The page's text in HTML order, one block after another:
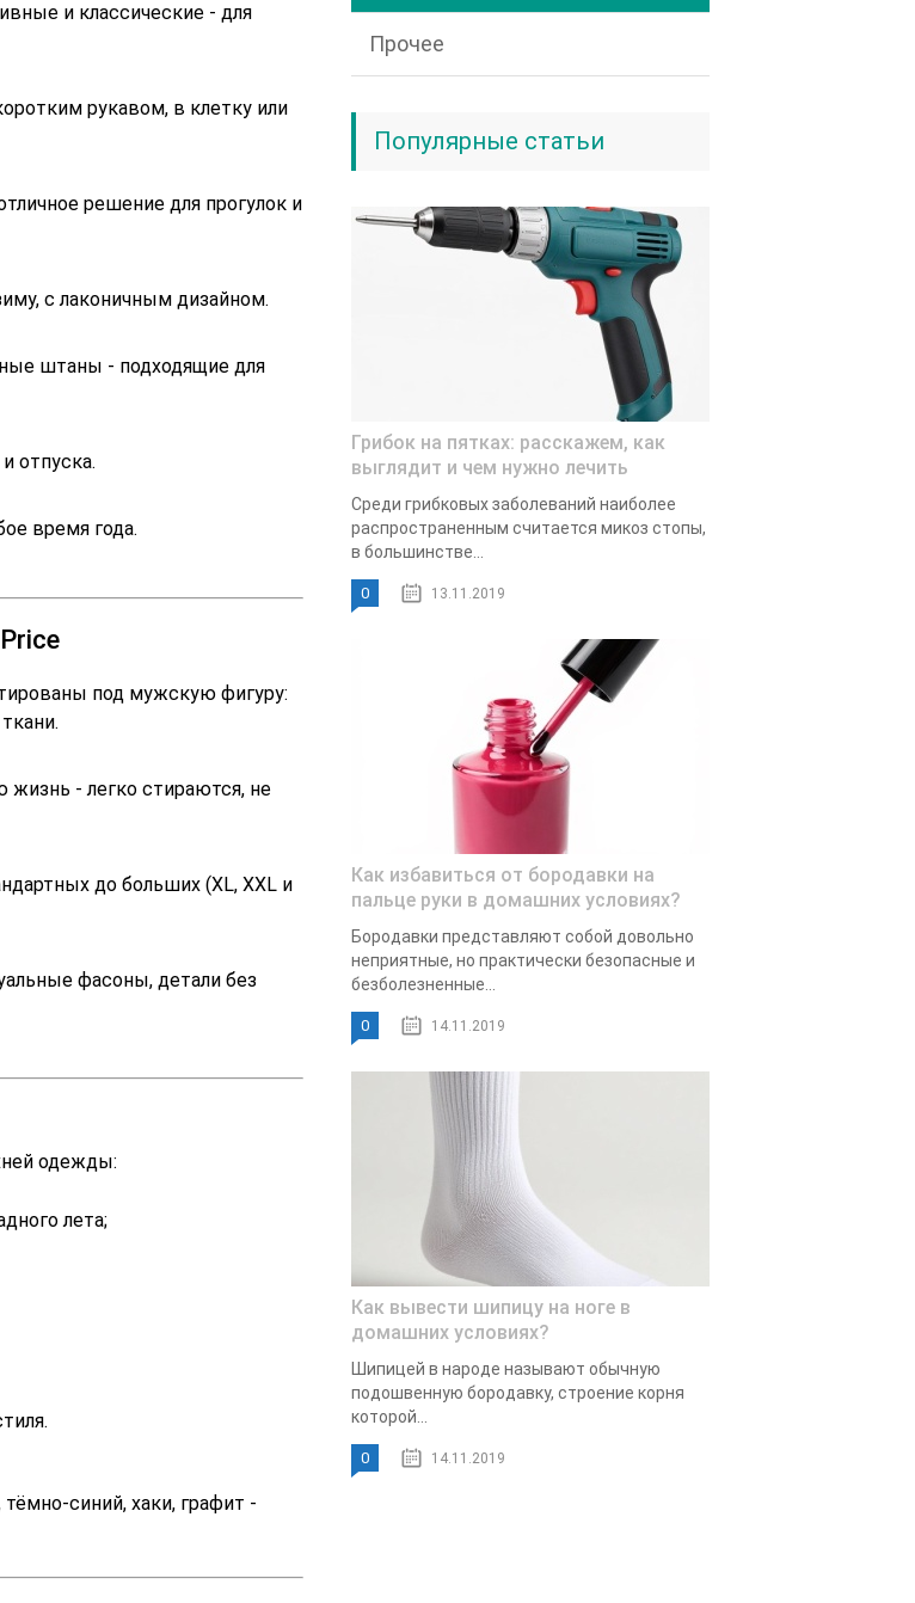
и классические - для
рукавом, в клетку или
решение для прогулок и
с лаконичным дизайном.
штаны - подходящие для
отпуска.
время года.
под мужскую фигуру:
жизнь - легко стираются, не
до больших (XL, XXL и
фасоны, детали без
одежды:
лета;
синий, хаки, графит -
Прочее
Популярные статьи
Грибок на пятках: расскажем, как
выглядит и чем нужно лечить
Среди грибковых заболеваний наиболее
распространенным считается микоз стопы,
в большинстве...
0 13.11.2019
Как избавиться от бородавки на
пальце руки в домашних условиях?
Бородавки представляют собой довольно
неприятные, но практически безопасные и
безболезненные...
0 14.11.2019
Как вывести шипицу на ноге в
домашних условиях?
Шипицей в народе называют обычную
подошвенную бородавку, строение корня
которой...
0 14.11.2019